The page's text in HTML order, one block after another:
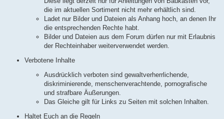
die im aktuellen Sortiment nicht mehr erhältlich sind.
Ladet nur Bilder und Dateien als Anhang hoch, an denen Ihr
die entsprechenden Rechte habt.
Bilder und Dateien aus dem Forum dürfen nur mit Erlaubnis
der Rechteinhaber weiterverwendet werden.
Verbotene Inhalte
Ausdrücklich verboten sind gewaltverherrlichende,
diskriminierende, menschenverachtende, pornografische
und strafbare Äußerungen.
Das Gleiche gilt für Links zu Seiten mit solchen Inhalten.
Haltet Euch an die Regeln